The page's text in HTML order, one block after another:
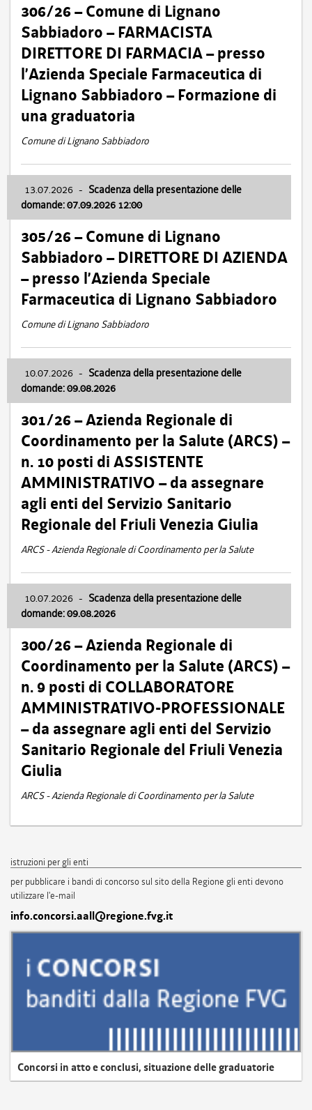
306/26 – Comune di Lignano
Sabbiadoro – FARMACISTA
DIRETTORE DI FARMACIA – presso
l’Azienda Speciale Farmaceutica di
Lignano Sabbiadoro – Formazione di
una graduatoria
Comune di Lignano Sabbiadoro
13.07.2026 - Scadenza della presentazione delle
domande: 07.09.2026 12:00
305/26 – Comune di Lignano
Sabbiadoro – DIRETTORE DI AZIENDA
– presso l’Azienda Speciale
Farmaceutica di Lignano Sabbiadoro
Comune di Lignano Sabbiadoro
10.07.2026 - Scadenza della presentazione delle
domande: 09.08.2026
301/26 – Azienda Regionale di
Coordinamento per la Salute (ARCS) –
n. 10 posti di ASSISTENTE
AMMINISTRATIVO – da assegnare
agli enti del Servizio Sanitario
Regionale del Friuli Venezia Giulia
ARCS - Azienda Regionale di Coordinamento per la Salute
10.07.2026 - Scadenza della presentazione delle
domande: 09.08.2026
300/26 – Azienda Regionale di
Coordinamento per la Salute (ARCS) –
n. 9 posti di COLLABORATORE
AMMINISTRATIVO-PROFESSIONALE
– da assegnare agli enti del Servizio
Sanitario Regionale del Friuli Venezia
Giulia
ARCS - Azienda Regionale di Coordinamento per la Salute
istruzioni per gli enti
per pubblicare i bandi di concorso sul sito della Regione gli enti devono
utilizzare l'e-mail
info.concorsi.aall@regione.fvg.it
Concorsi in atto e conclusi, situazione delle graduatorie